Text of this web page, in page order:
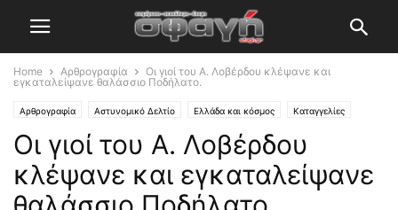
Home Αρθρογραφία
Οι γιοί του Α. Λοβέρδου κλέψανε και
εγκαταλείψανε θαλάσσιο Ποδήλατο.
Αρθρογραφία Αστυνομικό Δελτίο Ελλάδα και κόσμος Καταγγελίες
Σφαγή
Οι γιοί του Α. Λοβέρδου
κλέψανε και εγκαταλείψανε